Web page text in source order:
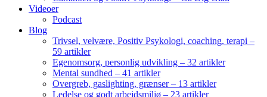
Videoer
Podcast
Blog
Trivsel, velvære, Positiv Psykologi, coaching, terapi –
59 artikler
Egenomsorg, personlig udvikling – 32 artikler
Mental sundhed – 41 artikler
Overgreb, gaslighting, grænser – 13 artikler
Ledelse og godt arbejdsmiljø – 23 artikler